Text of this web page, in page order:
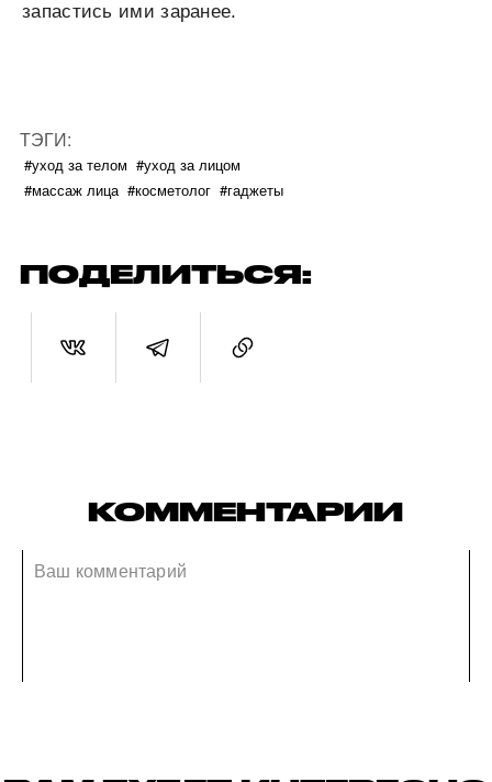
запастись ими заранее.
ТЭГИ:
#уход за телом #уход за лицом
#массаж лица #косметолог #гаджеты
ПОДЕЛИТЬСЯ:
КОММЕНТАРИИ